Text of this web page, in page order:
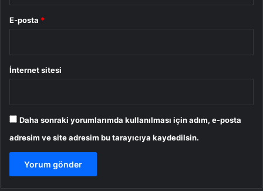
E-posta *
İnternet sitesi
Daha sonraki yorumlarımda kullanılması için adım, e-posta
adresim ve site adresim bu tarayıcıya kaydedilsin.